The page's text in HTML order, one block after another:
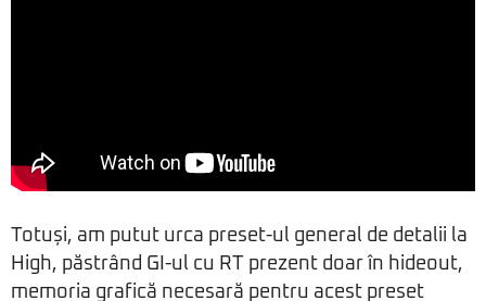
Totuși, am putut urca preset-ul general de detalii la
High, păstrând GI-ul cu RT prezent doar în hideout,
memoria grafică necesară pentru acest preset